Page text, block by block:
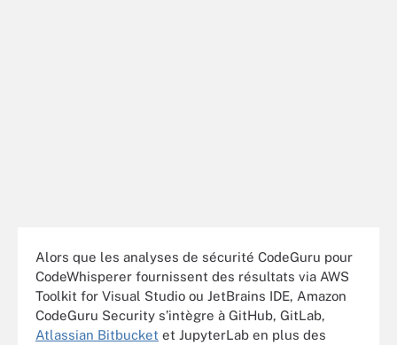
Alors que les analyses de sécurité CodeGuru pour
CodeWhisperer fournissent des résultats via AWS
Toolkit for Visual Studio ou JetBrains IDE, Amazon
CodeGuru Security s’intègre à GitHub, GitLab,
Atlassian Bitbucket et JupyterLab en plus des